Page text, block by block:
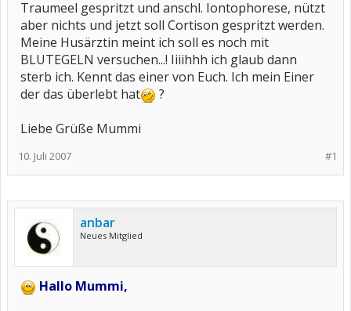
Traumeel gespritzt und anschl. Iontophorese, nützt
aber nichts und jetzt soll Cortison gespritzt werden.
Meine Husärztin meint ich soll es noch mit
BLUTEGELN versuchen...! Iiiihhh ich glaub dann
sterb ich. Kennt das einer von Euch. Ich mein Einer
der das überlebt hat
?
Liebe Grüße Mummi
#1
10. Juli 2007
anbar
Neues Mitglied
Hallo Mummi,